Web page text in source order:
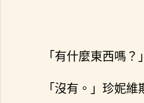
「有什麼東西嗎？
「沒有。」珍妮維